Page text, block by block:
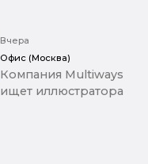
Вчера
Офис (Москва)
Компания Multiways
ищет иллюстратора